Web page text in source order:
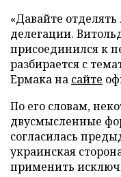
«Давайте
делегации.
присоединился к
разбирается с
Ермака на сайте
По его словам,
двусмысленные
согласилась
украинская
применить